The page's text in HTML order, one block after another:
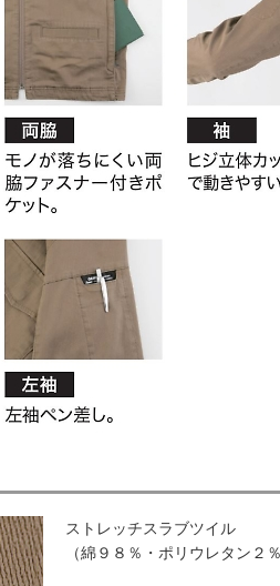
ストレッチスラブツイル
（綿９８％・ポリウレタン２％